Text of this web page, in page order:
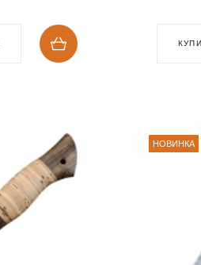
НОВИНКА